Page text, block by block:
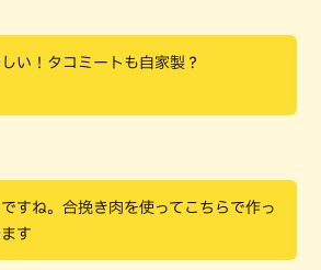
い！タコミートも自家製？
すね。合挽き肉を使ってこちらで作っ
す